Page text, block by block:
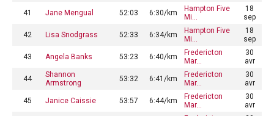
41 Jane Mengual 52:03 6:30/km
Hampton Five
Mi…
18
sep
42 Lisa Snodgrass 52:33 6:34/km
Hampton Five
Mi…
18
sep
43 Angela Banks 53:23 6:40/km
Fredericton
Mar…
30
avr
44
Shannon
Armstrong
53:32 6:41/km
Fredericton
Mar…
30
avr
45 Janice Caissie 53:57 6:44/km
Fredericton
Mar…
30
avr